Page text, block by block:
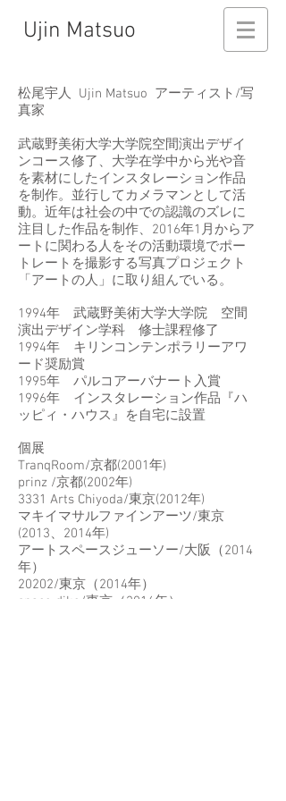
Ujin Matsuo
松尾宇人 Ujin Matsuo アーティスト/写
真家
武蔵野美術大学大学院空間演出デザイ
ンコース修了、大学在学中から光や音
を素材にしたインスタレーション作品
を制作。並行してカメラマンとして活
動。近年は社会の中での認識のズレに
注目した作品を制作、2016年1月からア
ートに関わる人をその活動環境でポー
トレートを撮影する写真プロジェクト
「アートの人」に取り組んでいる。
1994年 武蔵野美術大学大学院 空間
演出デザイン学科 修士課程修了
1994年 キリンコンテンポラリーアワ
ード奨励賞
1995年 パルコアーバナート入賞
1996年 インスタレーション作品『ハ
ッピィ・ハウス』を自宅に設置
個展
TranqRoom/京都(2001年)
prinz /京都(2002年)
3331 Arts Chiyoda/東京(2012年)
マキイマサルファインアーツ/東京
(2013、2014年)
アートスペースジューソー/大阪（2014
年）
20202/東京（2014年）
space dike/東京（2016年）